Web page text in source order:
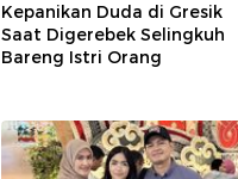
Kepanikan Duda di Gresik
Saat Digerebek Selingkuh
Bareng Istri Orang